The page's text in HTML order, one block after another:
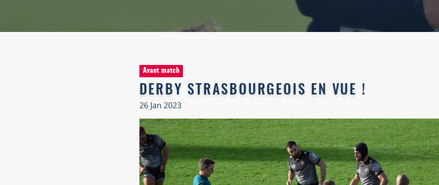
Avant match
DERBY STRASBOURGEOIS EN VUE !
26 Jan 2023